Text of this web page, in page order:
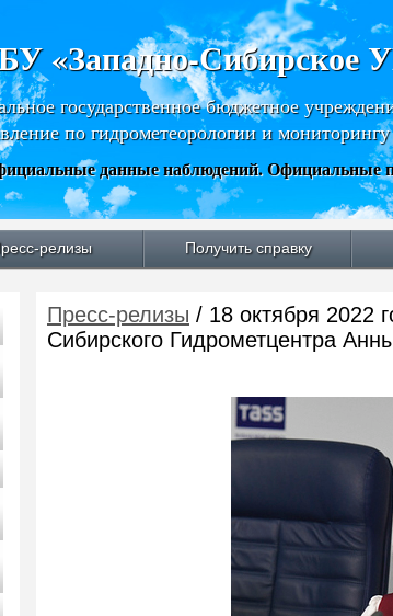
«Западно-Сибирское
государственное бюджетное
по гидрометеорологии и
данные наблюдений. Официальные
релизы Получить справку
Пресс-релизы / 18 октября 2022
Сибирского Гидрометцентра